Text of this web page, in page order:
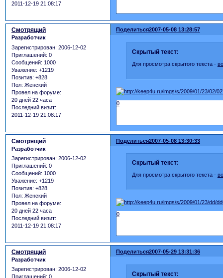
2011-12-19 21:08:17
Поделиться2007-05-08 13:28:57
Смотрящий
Разработчик
Зарегистрирован: 2006-12-02
Приглашений: 0
Сообщений: 1000
Уважение: +1219
Позитив: +828
Пол: Женский
Провел на форуме:
20 дней 22 часа
Последний визит:
2011-12-19 21:08:17
Скрытый текст:
Для просмотра скрытого текста -
0
Поделиться2007-05-08 13:30:33
Смотрящий
Разработчик
Зарегистрирован: 2006-12-02
Приглашений: 0
Сообщений: 1000
Уважение: +1219
Позитив: +828
Пол: Женский
Провел на форуме:
20 дней 22 часа
Последний визит:
2011-12-19 21:08:17
Скрытый текст:
Для просмотра скрытого текста -
0
Поделиться2007-05-29 13:31:36
Смотрящий
Разработчик
Зарегистрирован: 2006-12-02
Приглашений: 0 Скрытый текст: